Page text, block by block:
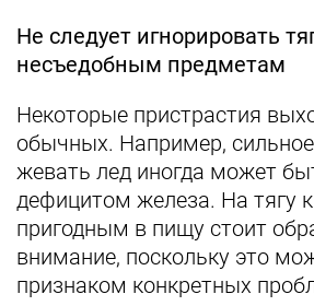
Не следует игнорировать
несъедобным предметам
Некоторые пристрастия
обычных. Например,
жевать лед иногда может
дефицитом железа. На тягу
пригодным в пищу стоит
внимание, поскольку это
признаком конкретных